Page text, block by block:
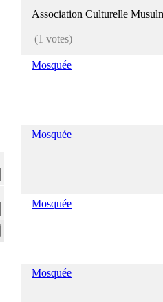
Association Culturelle
(1 votes)
Mosquée
Mosquée
Mosquée
Mosquée